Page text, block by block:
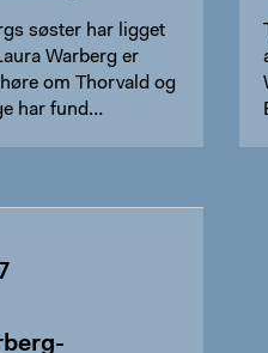
søster har ligget
om Thorvald og
har fund…